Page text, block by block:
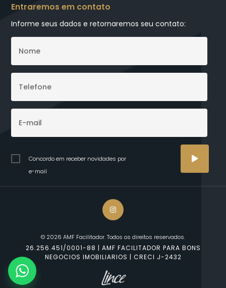
Entraremos em contato
Informe seus dados e retornaremos seu contato:
Concordo em receber novidades por
e-mail
© 2026 AMF Facilitador. Todos os direitos reservados.
26.256.451/0001-88 | AMF FACILITADOR PARA BONS
NEGOCIOS IMOBILIARIOS | CRECI J-2432